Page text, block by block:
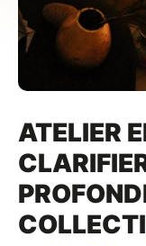
ATELIER